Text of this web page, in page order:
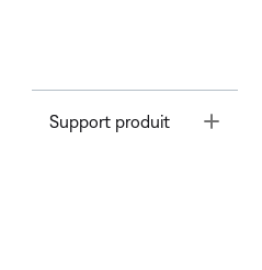
Support produit